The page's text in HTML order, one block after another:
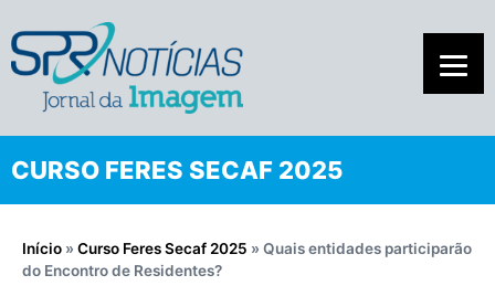
CURSO FERES SECAF 2025
Início » Curso Feres Secaf 2025 » Quais entidades participarão
do Encontro de Residentes?